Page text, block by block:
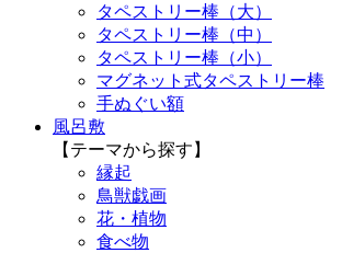
タペストリー棒（大）
タペストリー棒（中）
タペストリー棒（小）
マグネット式タペストリー棒
手ぬぐい額
風呂敷
【テーマから探す】
縁起
鳥獣戯画
花・植物
食べ物